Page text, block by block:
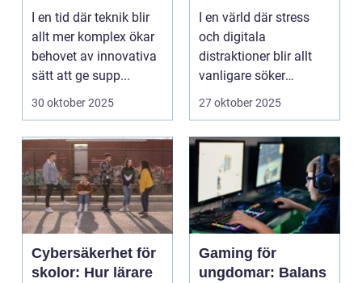
virtuella miljöer
I en tid där teknik blir
allt mer komplex ökar
behovet av innovativa
sätt att ge supp...
30 oktober 2025
och stärker
välmående
I en värld där stress
och digitala
distraktioner blir allt
vanligare söker
mång...
27 oktober 2025
Cybersäkerhet för
skolor: Hur lärare
Gaming för
ungdomar: Balans